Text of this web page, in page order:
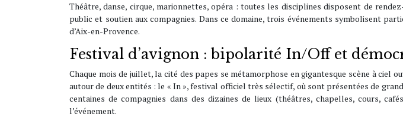
Théâtre, danse, cirque, marionnettes, opéra : toutes les disciplines disposent de
public et soutien aux compagnies. Dans ce domaine, trois événements symbolisent
d’Aix-en-Provence.
Festival d’avignon : bipolarité In/Off et
Chaque mois de juillet, la cité des papes se métamorphose en gigantesque scène à ciel
autour de deux entités : le « In », festival officiel très sélectif, où sont présentées de
centaines de compagnies dans des dizaines de lieux (théâtres, chapelles, cours,
l’événement.